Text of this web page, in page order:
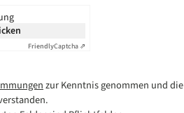
FriendlyCaptcha ⇗
zur Kenntnis genommen und die